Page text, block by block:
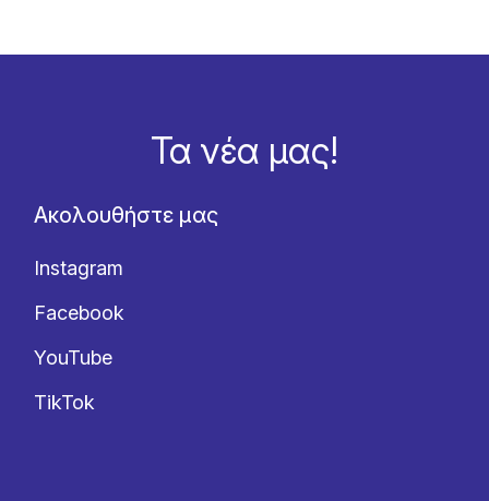
Τα νέα μας!
Ακολουθήστε μας
Instagram
Facebook
YouTube
TikTok